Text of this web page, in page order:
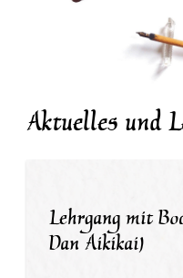
Aktuelles und
Lehrgang mit
Dan Aikikai)